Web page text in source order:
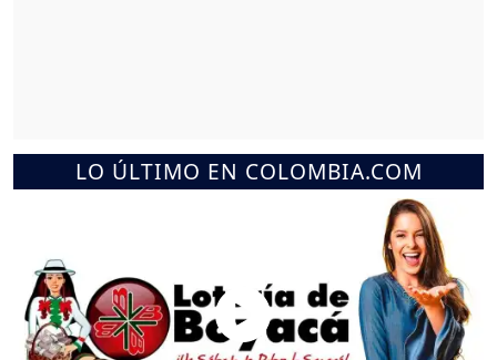
LO ÚLTIMO EN COLOMBIA.COM